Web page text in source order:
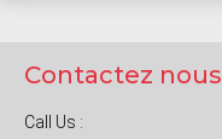
Contactez nous
Call Us :